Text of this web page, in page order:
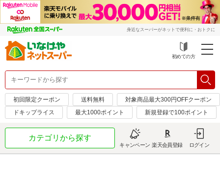
身近なスーパーがネットで便利に・おトクに
初めての方
初回限定クーポン 送料無料
対象商品最大300円OFFクーポン
ドキップライス
最大1000ポイント 新規登録で100ポイント
カテゴリから探す
キャンペーン 楽天会員登録 ログイン